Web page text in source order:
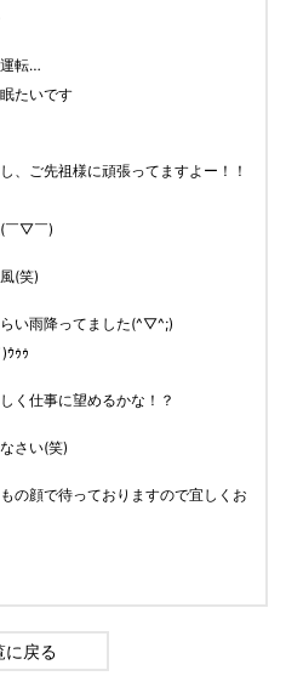
転…
たいです
、ご先祖様に頑張ってますよー！！
(￣▽￣)
(笑)
い雨降ってました(^▽^;)
ｳｩｩ
く仕事に望めるかな！？
さい(笑)
の顔で待っておりますので宜しくお
に戻る